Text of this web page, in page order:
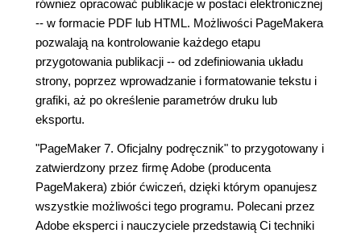
również opracować publikacje w postaci elektronicznej
-- w formacie PDF lub HTML. Możliwości PageMakera
pozwalają na kontrolowanie każdego etapu
przygotowania publikacji -- od zdefiniowania układu
strony, poprzez wprowadzanie i formatowanie tekstu i
grafiki, aż po określenie parametrów druku lub
eksportu.
"PageMaker 7. Oficjalny podręcznik" to przygotowany i
zatwierdzony przez firmę Adobe (producenta
PageMakera) zbiór ćwiczeń, dzięki którym opanujesz
wszystkie możliwości tego programu. Polecani przez
Adobe eksperci i nauczyciele przedstawią Ci techniki